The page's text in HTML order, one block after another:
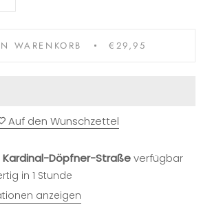
WARENKORB €29,95
Auf den Wunschzettel
Kardinal-Döpfner-Straßeverfügbar
in 1 Stunde
anzeigen